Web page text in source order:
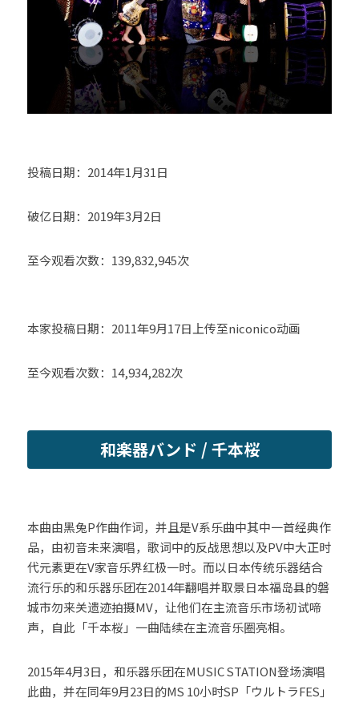
投稿日期：2014年1月31日
破亿日期：2019年3月2日
至今观看次数：139,832,945次
本家投稿日期：2011年9月17日上传至niconico动画
至今观看次数：14,934,282次
和楽器バンド / 千本桜
本曲由黑兔P作曲作词，并且是V系乐曲中其中一首经典作
品，由初音未来演唱，歌词中的反战思想以及PV中大正时
代元素更在V家音乐界红极一时。而以日本传统乐器结合
流行乐的和乐器乐团在2014年翻唱并取景日本福岛县的磐
城市勿来关遗迹拍摄MV，让他们在主流音乐市场初试啼
声，自此「千本桜」一曲陆续在主流音乐圈亮相。
2015年4月3日，和乐器乐团在MUSIC STATION登场演唱
此曲，并在同年9月23日的MS 10小时SP「ウルトラFES」